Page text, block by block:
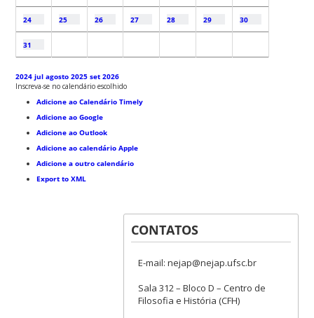
24 25 26 27 28 29 30
31
2024julagosto 2025 set2026
Inscreva-se no calendário escolhido
Adicione ao Calendário Timely
Adicione ao Google
Adicione ao Outlook
Adicione ao calendário Apple
Adicione a outro calendário
Export to XML
CONTATOS
E-mail: nejap@nejap.ufsc.br
Sala 312 – Bloco D – Centro de
Filosofia e História (CFH)